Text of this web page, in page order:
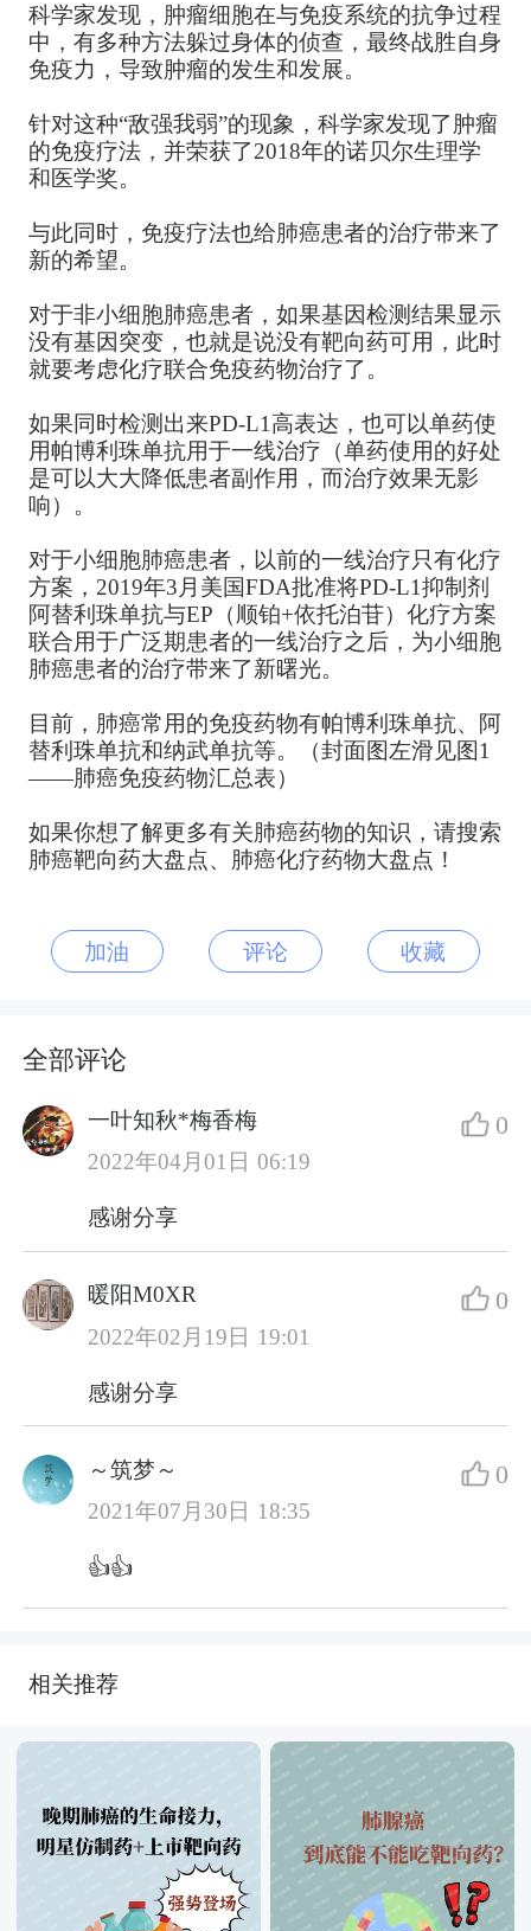
科学家发现，肿瘤细胞在与免疫系统的抗争过程
中，有多种方法躲过身体的侦查，最终战胜自身
免疫力，导致肿瘤的发生和发展。
针对这种“敌强我弱”的现象，科学家发现了肿瘤
的免疫疗法，并荣获了2018年的诺贝尔生理学
和医学奖。
与此同时，免疫疗法也给肺癌患者的治疗带来了
新的希望。
对于非小细胞肺癌患者，如果基因检测结果显示
没有基因突变，也就是说没有靶向药可用，此时
就要考虑化疗联合免疫药物治疗了。
如果同时检测出来PD-L1高表达，也可以单药使
用帕博利珠单抗用于一线治疗（单药使用的好处
是可以大大降低患者副作用，而治疗效果无影
响）。
对于小细胞肺癌患者，以前的一线治疗只有化疗
方案，2019年3月美国FDA批准将PD-L1抑制剂
阿替利珠单抗与EP（顺铂+依托泊苷）化疗方案
联合用于广泛期患者的一线治疗之后，为小细胞
肺癌患者的治疗带来了新曙光。
目前，肺癌常用的免疫药物有帕博利珠单抗、阿
替利珠单抗和纳武单抗等。（封面图左滑见图1
——肺癌免疫药物汇总表）
如果你想了解更多有关肺癌药物的知识，请搜索
肺癌靶向药大盘点、肺癌化疗药物大盘点！
加油 评论 收藏
全部评论
一叶知秋*梅香梅
2022年04月01日 06:19
0
感谢分享
暖阳M0XR
2022年02月19日 19:01
0
感谢分享
～筑梦～
2021年07月30日 18:35
0
👍👍
相关推荐